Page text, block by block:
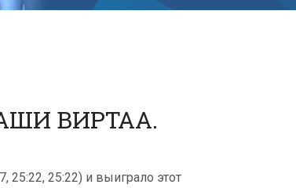
ВИРТАА.
25:22) и выиграло этот